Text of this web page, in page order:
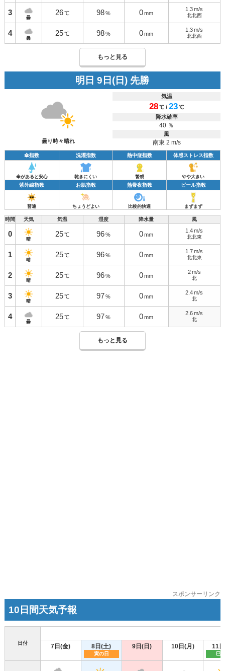
3
曇
26 ℃ 98 % 0 mm
1.3 m/s
北北西
4
曇
25 ℃ 98 % 0 mm
1.3 m/s
北北西
もっと見る
明日 9日(日) 先勝
曇り時々晴れ
気温
28℃ /23℃
降水確率
40 ％
風
南東 2 m/s
傘指数 洗濯指数 熱中症指数 体感ストレス指数
傘があると安心 乾きにくい 警戒 やや大きい
紫外線指数 お肌指数 熱帯夜指数 ビール指数
普通 ちょうどよい 比較的快適 まずまず
時間 天気 気温 湿度 降水量 風
0
晴
25 ℃ 96 % 0 mm
1.4 m/s
北北東
1
晴
25 ℃ 96 % 0 mm
1.7 m/s
北北東
2
晴
25 ℃ 96 % 0 mm
2m/s
北
3
晴
25 ℃ 97 % 0 mm
2.4 m/s
北
4
曇
25 ℃ 97 % 0 mm
2.6 m/s
北
もっと見る
スポンサーリンク
10日間天気予報
日付 7日(金) 8日(土)
寅の日
9日(日) 10日(月) 11
巳